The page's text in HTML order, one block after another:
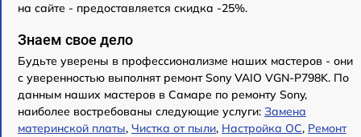
на сайте - предоставляется скидка -25%.
Знаем свое дело
Будьте уверены в профессионализме наших мастеров - они
с уверенностью выполнят ремонт Sony VAIO VGN-P798K. По
данным наших мастеров в Самаре по ремонту Sony,
наиболее востребованы следующие услуги: Замена
материнской платы, Чистка от пыли, Настройка ОС, Ремонт